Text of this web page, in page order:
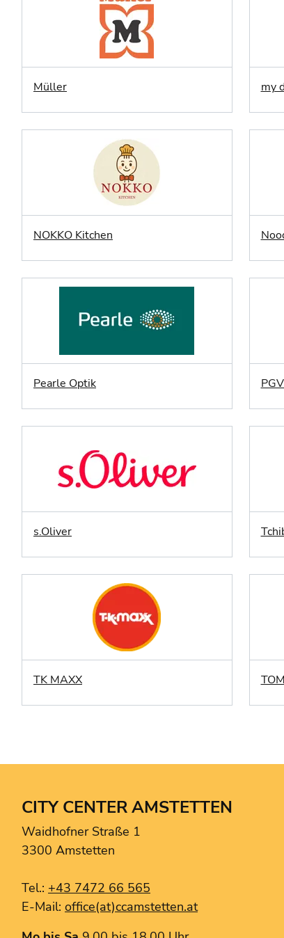
Müller my
NOKKO Kitchen
Pearle Optik
s.Oliver
TK MAXX
CITY CENTER AMSTETTEN
Waidhofner Straße 1
3300 Amstetten
Tel.: +43 7472 66 565
E-Mail: office(at)ccamstetten.at